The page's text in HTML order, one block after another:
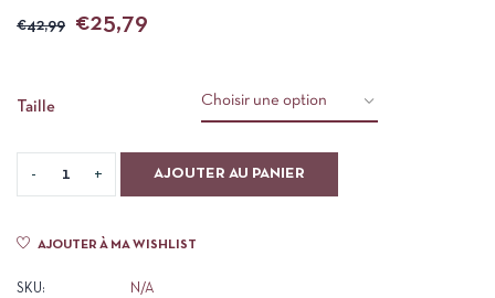
€42,99 €25,79
Taille
AJOUTER AU PANIER
AJOUTER À MA WISHLIST
SKU: N/A